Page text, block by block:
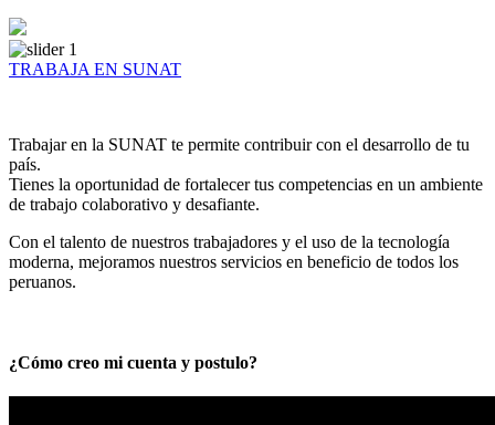
TRABAJA EN SUNAT
Trabajar en la SUNAT te permite contribuir con el desarrollo de tu
país.
Tienes la oportunidad de fortalecer tus competencias en un ambiente
de trabajo colaborativo y desafiante.
Con el talento de nuestros trabajadores y el uso de la tecnología
moderna, mejoramos nuestros servicios en beneficio de todos los
peruanos.
¿Cómo creo mi cuenta y postulo?